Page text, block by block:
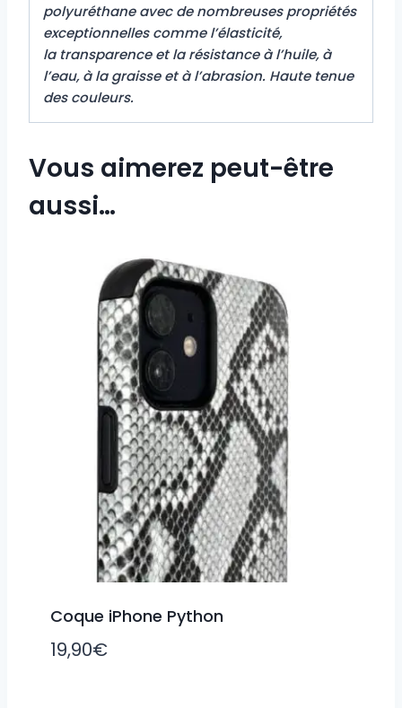
polyuréthane avec de nombreuses propriétés
exceptionnelles comme l’élasticité,
la transparence et la résistance à l’huile, à
l’eau, à la graisse et à l’abrasion. Haute tenue
des couleurs.
Vous aimerez peut-être
aussi…
Coque iPhone Python
19,90€